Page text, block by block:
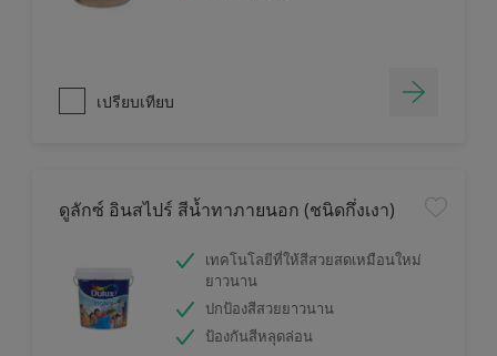
เปรียบเทียบ
ดูลักซ์ อินสไปร์ สีน้ำทาภายนอก (ชนิดกึ่งเงา)
เทคโนโลยีที่ให้สีสวยสดเหมือนใหม่
ยาวนาน
ปกป้องสีสวยยาวนาน
ป้องกันสีหลุดล่อน